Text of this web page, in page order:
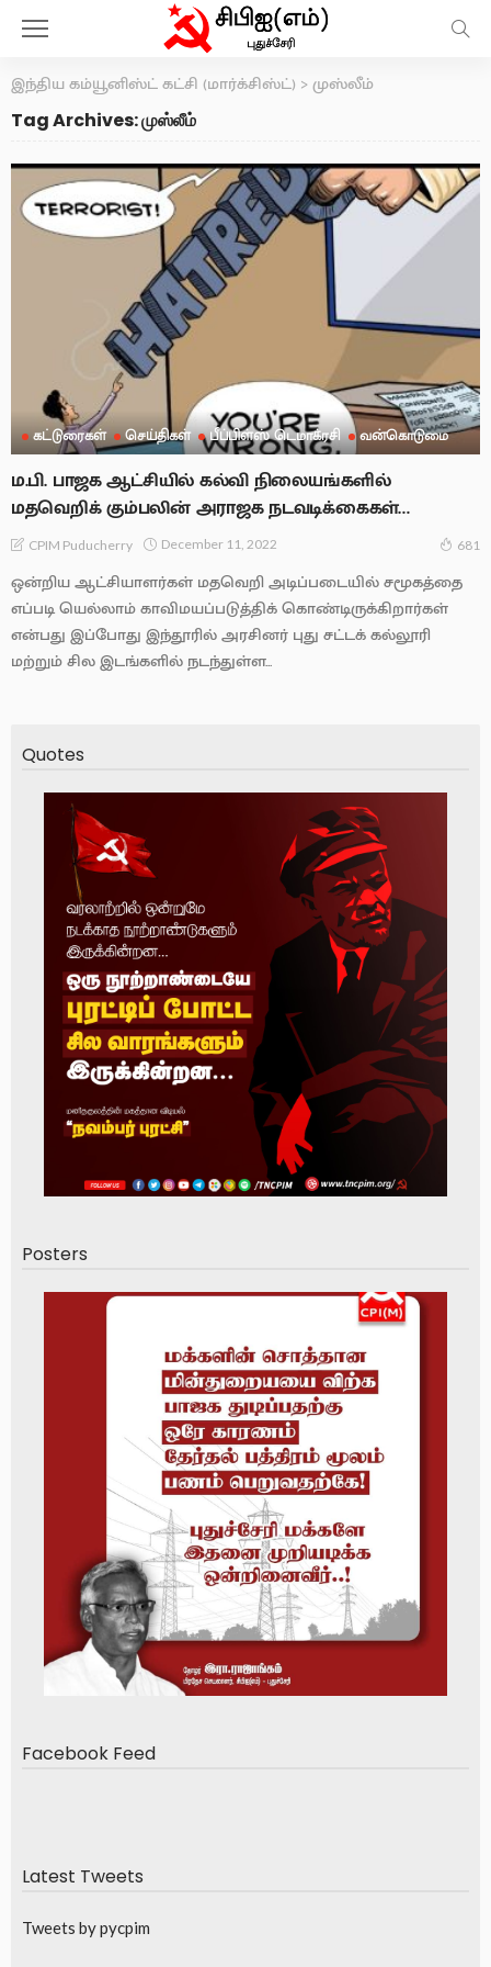
இந்திய கம்யூனிஸ்ட் கட்சி (மார்க்சிஸ்ட்) >முஸ்லீம்
Tag Archives: முஸ்லீம்
கட்டுரைகள் செய்திகள் பீப்பிள்ஸ் டெமாக்ரசி வன்கொடுமை
ம.பி. பாஜக ஆட்சியில் கல்வி நிலையங்களில்
மதவெறிக் கும்பலின் அராஜக நடவடிக்கைகள்…
CPIM Puducherry December 11, 2022 681
ஒன்றிய ஆட்சியாளர்கள் மதவெறி அடிப்படையில் சமூகத்தை
எப்படி யெல்லாம் காவிமயப்படுத்திக் கொண்டிருக்கிறார்கள்
என்பது இப்போது இந்தூரில் அரசினர் புது சட்டக் கல்லூரி
மற்றும் சில இடங்களில் நடந்துள்ள...
Quotes
Posters
Facebook Feed
Latest Tweets
Tweets by pycpim